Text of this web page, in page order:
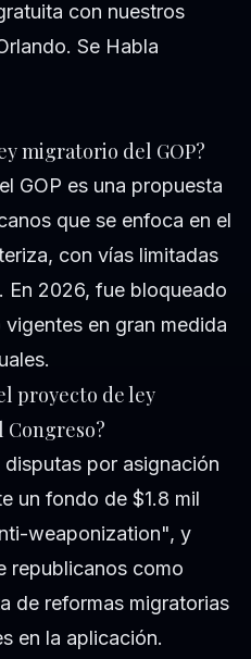
con nuestros
Se Habla
migratorio del GOP?
GOP es una propuesta
que se enfoca en el
con vías limitadas
En 2026, fue bloqueado
en gran medida
proyecto de ley
Congreso?
por asignación
un fondo de $1.8 mil
weaponization", y
republicanos como
de reformas migratorias
en la aplicación.